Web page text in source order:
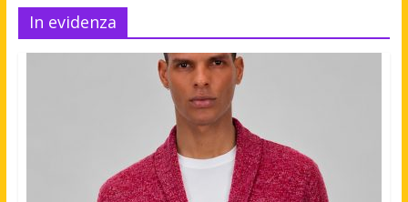
In evidenza